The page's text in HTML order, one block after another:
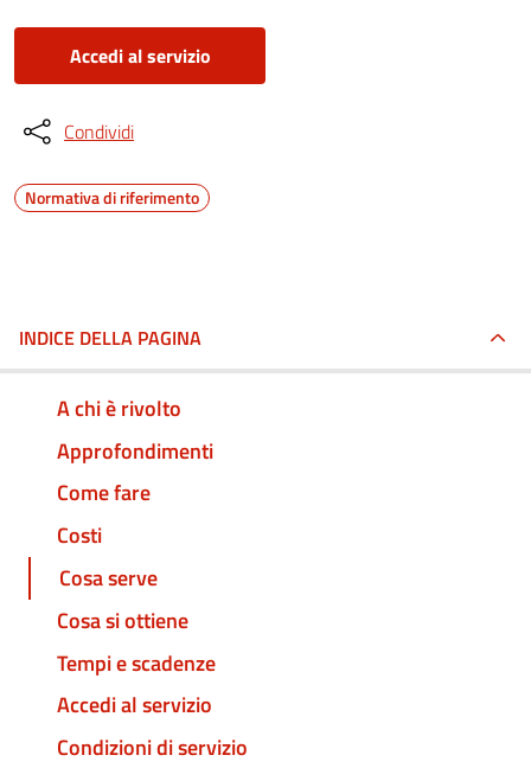
Accedi al servizio
Condividi
Normativa di riferimento
INDICE DELLA PAGINA
A chi è rivolto
Approfondimenti
Come fare
Costi
Cosa serve
Cosa si ottiene
Tempi e scadenze
Accedi al servizio
Condizioni di servizio